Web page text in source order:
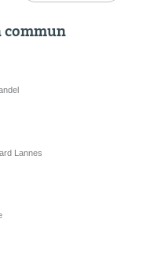
Lannes